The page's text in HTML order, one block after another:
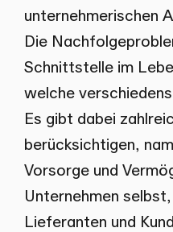
unternehmerischen
Die
Schnittstelle im
welche
Es gibt dabei
berücksichtigen,
Vorsorge und
Unternehmen
Lieferanten und